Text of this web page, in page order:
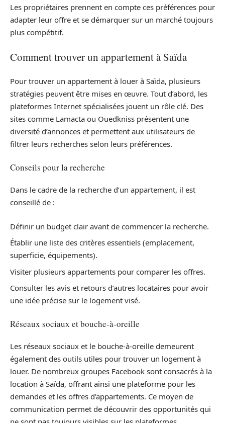
Les propriétaires prennent en compte ces préférences pour
adapter leur offre et se démarquer sur un marché toujours
plus compétitif.
Comment trouver un appartement à Saïda
Pour trouver un appartement à louer à Saïda, plusieurs
stratégies peuvent être mises en œuvre. Tout d’abord, les
plateformes Internet spécialisées jouent un rôle clé. Des
sites comme Lamacta ou Ouedkniss présentent une
diversité d’annonces et permettent aux utilisateurs de
filtrer leurs recherches selon leurs préférences.
Conseils pour la recherche
Dans le cadre de la recherche d’un appartement, il est
conseillé de :
Définir un budget clair avant de commencer la recherche.
Établir une liste des critères essentiels (emplacement,
superficie, équipements).
Visiter plusieurs appartements pour comparer les offres.
Consulter les avis et retours d’autres locataires pour avoir
une idée précise sur le logement visé.
Réseaux sociaux et bouche-à-oreille
Les réseaux sociaux et le bouche-à-oreille demeurent
également des outils utiles pour trouver un logement à
louer. De nombreux groupes Facebook sont consacrés à la
location à Saïda, offrant ainsi une plateforme pour les
demandes et les offres d’appartements. Ce moyen de
communication permet de découvrir des opportunités qui